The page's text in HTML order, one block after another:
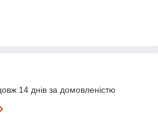
14 днів за домовленістю